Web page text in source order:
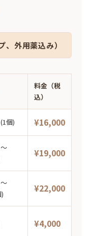
、外用薬込み）
料金（税
込）
個) ¥16,000
¥19,000
¥22,000
¥4,000